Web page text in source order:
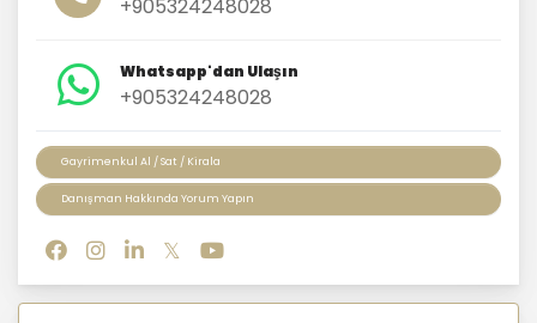
+905324248028
Whatsapp'dan Ulaşın
+905324248028
Gayrimenkul Al / Sat / Kirala
Danışman Hakkında Yorum Yapın